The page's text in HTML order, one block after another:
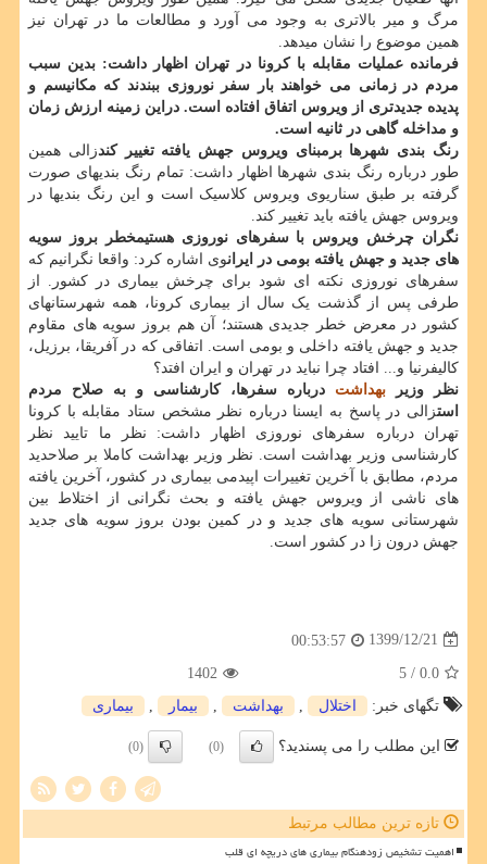
مرگ و میر بالاتری به وجود می آورد و مطالعات ما در تهران نیز
همین موضوع را نشان میدهد.
فرمانده عملیات مقابله با کرونا در تهران اظهار داشت: بدین سبب
مردم در زمانی می خواهند بار سفر نوروزی ببندند که مکانیسم و
پدیده جدیدتری از ویروس اتفاق افتاده است. دراین زمینه ارزش زمان
و مداخله گاهی در ثانیه است.
رنگ بندی شهرها برمبنای ویروس جهش یافته تغییر کندزالی همین
طور درباره رنگ بندی شهرها اظهار داشت: تمام رنگ بندیهای صورت
گرفته بر طبق سناریوی ویروس کلاسیک است و این رنگ بندیها در
ویروس جهش یافته باید تغییر کند.
نگران چرخش ویروس با سفرهای نوروزی هستیمخطر بروز سویه
های جدید و جهش یافته بومی در ایرانوی اشاره کرد: واقعا نگرانیم که
سفرهای نوروزی نکته ای شود برای چرخش بیماری در کشور. از
طرفی پس از گذشت یک سال از بیماری کرونا، همه شهرستانهای
کشور در معرض خطر جدیدی هستند؛ آن هم بروز سویه های مقاوم
جدید و جهش یافته داخلی و بومی است. اتفاقی که در آفریقا، برزیل،
کالیفرنیا و... افتاد چرا نباید در تهران و ایران افتد؟
نظر وزیر بهداشت درباره سفرها، کارشناسی و به صلاح مردم
استزالی در پاسخ به ایسنا درباره نظر مشخص ستاد مقابله با کرونا
تهران درباره سفرهای نوروزی اظهار داشت: نظر ما تایید نظر
کارشناسی وزیر بهداشت است. نظر وزیر بهداشت کاملا بر صلاحدید
مردم، مطابق با آخرین تغییرات اپیدمی بیماری در کشور، آخرین یافته
های ناشی از ویروس جهش یافته و بحث نگرانی از اختلاط بین
شهرستانی سویه های جدید و در کمین بودن بروز سویه های جدید
جهش درون زا در کشور است.
1399/12/21
00:53:57
0.0
/ 5
1402
تگهای خبر:
اختلال بهداشت بیمار بیماری
این مطلب را می پسندید؟ (0)
(0)
تازه ترین مطالب مرتبط
اهمیت تشخیص زودهنگام بیماری های دریچه ای قلب